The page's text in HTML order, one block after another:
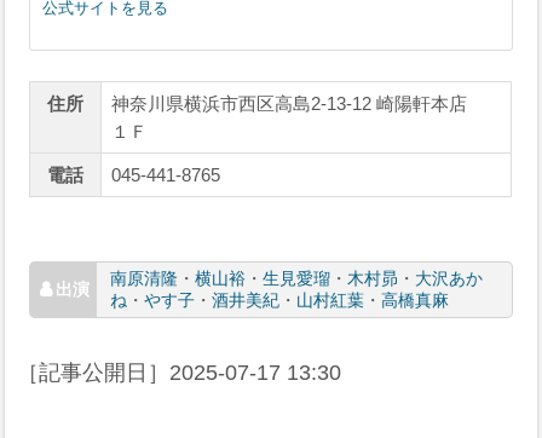
公式サイトを見る
住所
神奈川県横浜市西区高島2-13-12 崎陽軒本店
１Ｆ
電話 045-441-8765
南原清隆 ・ 横山裕・ 生見愛瑠・ 木村昴 ・ 大沢あか
ね・ やす子・ 酒井美紀・ 山村紅葉・ 高橋真麻
［記事公開日］ 2025-07-17 13:30